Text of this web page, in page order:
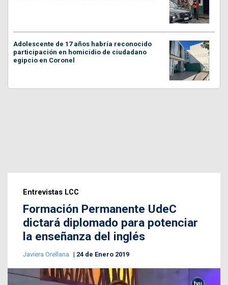
Adolescente de 17 años habría reconocido
participación en homicidio de ciudadano
egipcio en Coronel
Entrevistas LCC
Formación Permanente UdeC
dictará diplomado para potenciar
la enseñanza del inglés
Javiera Orellana 24 de Enero 2019